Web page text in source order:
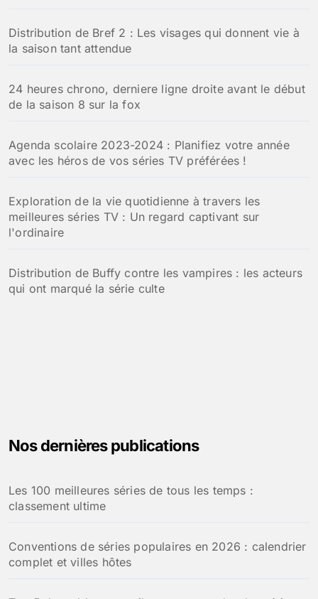
Distribution de Bref 2 : Les visages qui donnent vie à
la saison tant attendue
24 heures chrono, derniere ligne droite avant le début
de la saison 8 sur la fox
Agenda scolaire 2023-2024 : Planifiez votre année
avec les héros de vos séries TV préférées !
Exploration de la vie quotidienne à travers les
meilleures séries TV : Un regard captivant sur
l'ordinaire
Distribution de Buffy contre les vampires : les acteurs
qui ont marqué la série culte
Nos dernières publications
Les 100 meilleures séries de tous les temps :
classement ultime
Conventions de séries populaires en 2026 : calendrier
complet et villes hôtes